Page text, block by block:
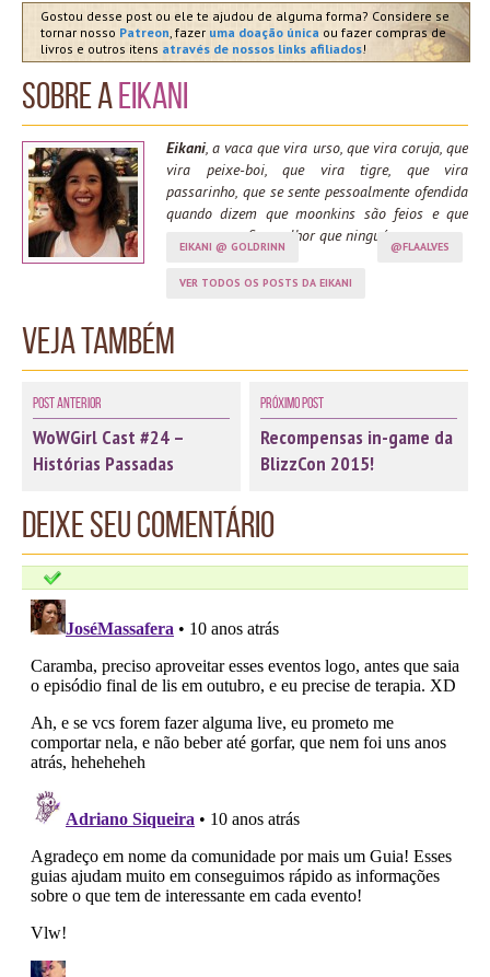
Gostou desse post ou ele te ajudou de alguma forma? Considere se
tornar nosso Patreon, fazer uma doação única ou fazer compras de
livros e outros itens através de nossos links afiliados!
Sobre aEikani
Eikani, a vaca que vira urso, que vira coruja, que
vira peixe-boi, que vira tigre, que vira
passarinho, que se sente pessoalmente ofendida
quando dizem que moonkins são feios e que
spama moonfire melhor que ninguém.
EIKANI @ GOLDRINN @FLAALVES
VER TODOS OS POSTS DA EIKANI
Veja também
Post Anterior
WoWGirl Cast #24 –
Histórias Passadas
Próximo Post
Recompensas in-game da
BlizzCon 2015!
Deixe seu comentário